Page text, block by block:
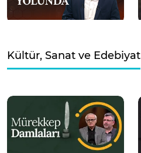
Kültür, Sanat ve Edebiyat